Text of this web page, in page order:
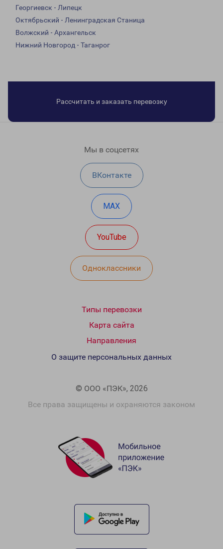
Георгиевск - Липецк
Октябрьский - Ленинградская Станица
Волжский - Архангельск
Нижний Новгород - Таганрог
Рассчитать и заказать перевозку
Мы в соцсетях
ВКонтакте
MAX
YouTube
Одноклассники
Типы перевозки
Карта сайта
Направления
© ООО «ПЭК», 2026
Все права защищены и охраняются законом
О защите персональных данных